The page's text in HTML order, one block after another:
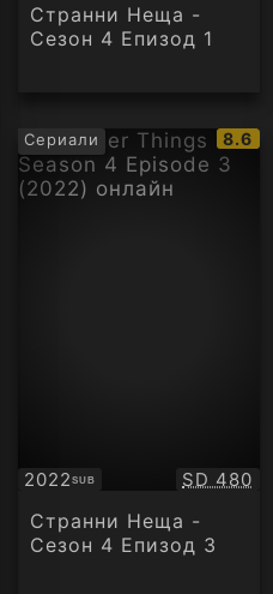
Странни Неща -
Сезон 4 Епизод 1
Сериали
IMDb
8.6
2022SUB
Субтитри Качество:
SD 480
Странни Неща -
Сезон 4 Епизод 3